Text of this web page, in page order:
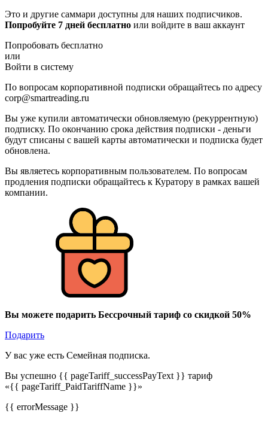
Это и другие саммари доступны для наших подписчиков.
Попробуйте 7 дней бесплатно или войдите в ваш аккаунт
Попробовать бесплатно
или
Войти в систему
По вопросам корпоративной подписки обращайтесь по адресу
corp@smartreading.ru
Вы уже купили автоматически обновляемую (рекуррентную)
подписку. По окончанию срока действия подписки - деньги
будут списаны с вашей карты автоматически и подписка будет
обновлена.
Вы являетесь корпоративным пользователем. По вопросам
продления подписки обращайтесь к Куратору в рамках вашей
компании.
Вы можете подарить Бессрочный тариф со скидкой 50%
Подарить
У вас уже есть Семейная подписка.
Вы успешно {{ pageTariff_successPayText }} тариф
«{{ pageTariff_PaidTariffName }}»
{{ errorMessage }}